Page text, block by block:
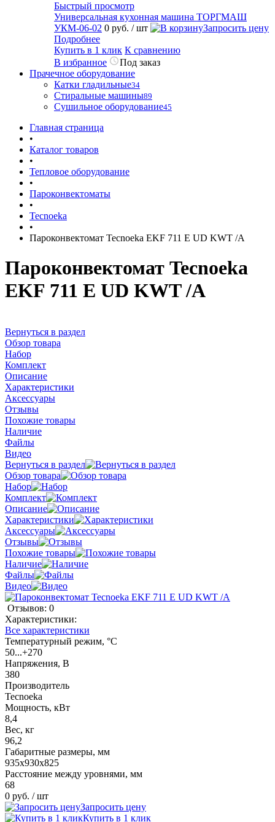
Быстрый просмотр
Универсальная кухонная машина ТОРГМАШ
УКМ-06-02 0 руб. / шт
Запросить цену
Подробнее
Купить в 1 клик К сравнению
В избранное
Под заказ
Прачечное оборудование
Катки гладильные34
Стиральные машины89
Сушильное оборудование45
Главная страница
•
Каталог товаров
•
Тепловое оборудование
•
Пароконвектоматы
•
Tecnoeka
•
Пароконвектомат Tecnoeka EKF 711 E UD KWT /A
Пароконвектомат Tecnoeka
EKF 711 E UD KWT /A
Вернуться в раздел
Обзор товара
Набор
Комплект
Описание
Характеристики
Аксессуары
Отзывы
Похожие товары
Наличие
Файлы
Видео
Вернуться в раздел
Обзор товара
Набор
Комплект
Описание
Характеристики
Аксессуары
Отзывы
Похожие товары
Наличие
Файлы
Видео
Отзывов: 0
Характеристики:
Все характеристики
Температурный режим, °C
50...+270
Напряжения, В
380
Производитель
Tecnoeka
Мощность, кВт
8,4
Вес, кг
96,2
Габаритные размеры, мм
935х930х825
Расстояние между уровнями, мм
68
0 руб. / шт
Запросить цену
Купить в 1 клик